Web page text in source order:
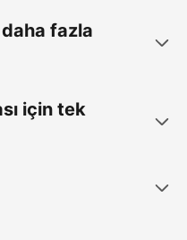
daha fazla
için tek